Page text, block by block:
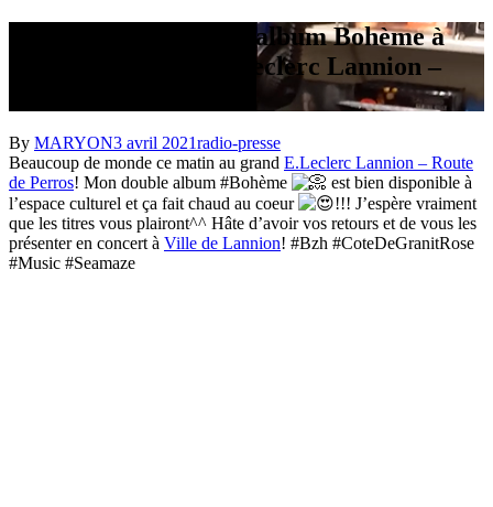
Sortie de mon double album Bohème à
l’espace culturel de Leclerc Lannion –
By MARYON3 avril 2021radio-presse
Beaucoup de monde ce matin au grand E.Leclerc Lannion – Route
de Perros! Mon double album #Bohème
est bien disponible à
l’espace culturel et ça fait chaud au coeur
!!! J’espère vraiment
que les titres vous plairont^^ Hâte d’avoir vos retours et de vous les
présenter en concert à Ville de Lannion! #Bzh #CoteDeGranitRose
#Music #Seamaze